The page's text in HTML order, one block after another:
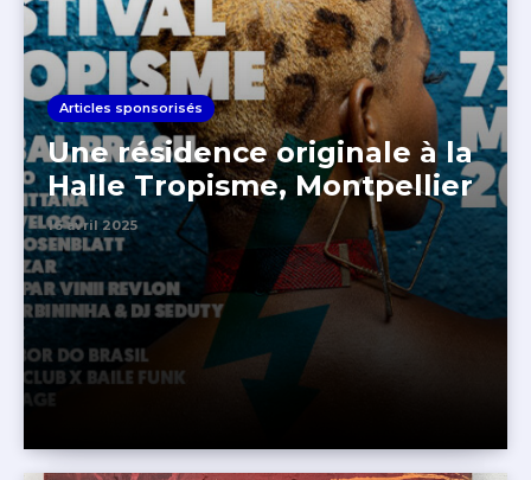
Articles sponsorisés
Une résidence originale à la
Halle Tropisme, Montpellier
16 avril 2025